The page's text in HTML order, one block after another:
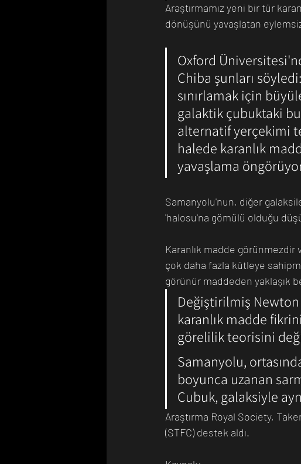
Araştırmamız yeni bir tür
dönüşünü yavaşlatan
Oxford
Chiba şunları
sınırlamak için
galaktik çubuktaki
alternatif yerçekimi
halede karanlık
yavaşlama
Samanyolu'nun, diğer
'halosu'na gömülü olduğu
Karanlık madde görünmezdir
çok daha fazla kütleye
görünür maddeden yaklaşık
Değiştirilmiş
karanlık madde
görelilik teorisini
Samanyolu,
boyunca uzanan
Çubuk, galaksiyle
Araştırma Royal Society,
(STFC) destek aldı.